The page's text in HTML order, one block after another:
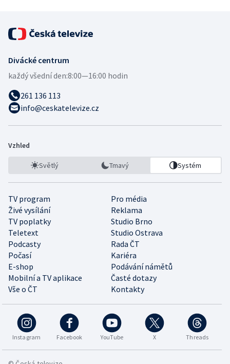
Divácké centrum
každý všední den:8:00—16:00 hodin
261 136 113
info@ceskatelevize.cz
Vzhled
Světlý Tmavý Systém
TV program
Pro média
Živé vysílání
Reklama
TV poplatky
Studio Brno
Teletext
Studio Ostrava
Podcasty
Rada ČT
Počasí
Kariéra
E-shop
Podávání námětů
Mobilní a TV aplikace
Časté dotazy
Vše o ČT
Kontakty
Instagram Facebook YouTube X Threads